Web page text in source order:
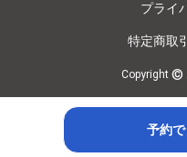
予約
プライ
特定商取
Copyright ©